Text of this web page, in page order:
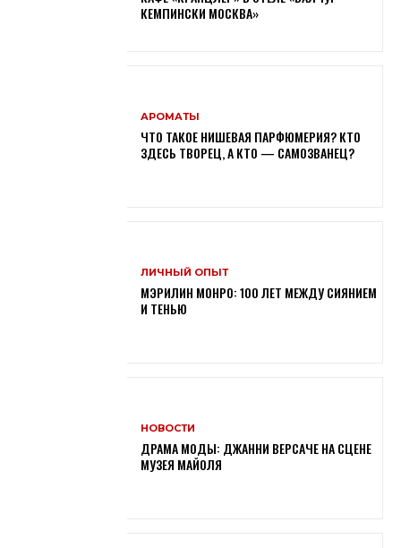
КЕМПИНСКИ МОСКВА»
АРОМАТЫ
ЧТО ТАКОЕ НИШЕВАЯ ПАРФЮМЕРИЯ? КТО
ЗДЕСЬ ТВОРЕЦ, А КТО — САМОЗВАНЕЦ?
ЛИЧНЫЙ ОПЫТ
МЭРИЛИН МОНРО: 100 ЛЕТ МЕЖДУ СИЯНИЕМ
И ТЕНЬЮ
НОВОСТИ
ДРАМА МОДЫ: ДЖАННИ ВЕРСАЧЕ НА СЦЕНЕ
МУЗЕЯ МАЙОЛЯ